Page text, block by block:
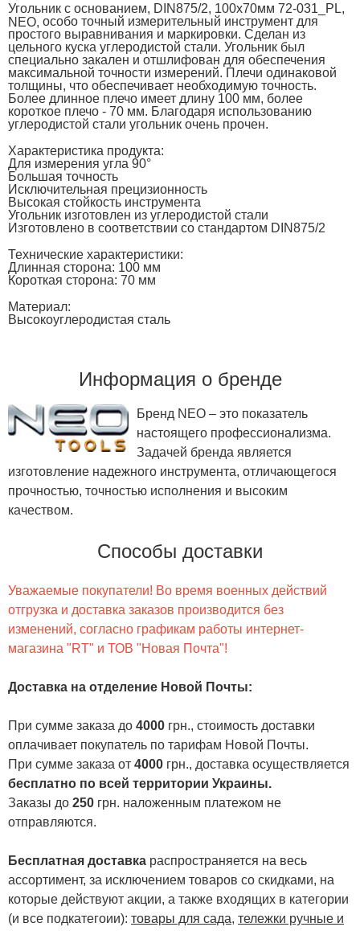
Угольник с основанием, DIN875/2, 100x70мм 72-031_ PL,
NEO, особо точный измерительный инструмент для
простого выравнивания и маркировки. Сделан из
цельного куска углеродистой стали. Угольник был
специально закален и отшлифован для обеспечения
максимальной точности измерений. Плечи одинаковой
толщины, что обеспечивает необходимую точность.
Более длинное плечо имеет длину 100 мм, более
короткое плечо - 70 мм. Благодаря использованию
углеродистой стали угольник очень прочен.
Характеристика продукта:
Для измерения угла 90°
Большая точность
Исключительная прецизионность
Высокая стойкость инструмента
Угольник изготовлен из углеродистой стали
Изготовлено в соответствии со стандартом DIN875/2
Технические характеристики:
Длинная сторона: 100 мм
Короткая сторона: 70 мм
Материал:
Высокоуглеродистая сталь
Информация о бренде
Бренд NEO – это показатель
настоящего профессионализма.
Задачей бренда является
изготовление надежного инструмента, отличающегося
прочностью, точностью исполнения и высоким
качеством.
Способы доставки
Уважаемые покупатели! Во время военных действий
отгрузка и доставка заказов производится без
изменений, согласно графикам работы интернет-
магазина "RT" и ТОВ "Новая Почта"!
Доставка на отделение Новой Почты:
При сумме заказа до 4000 грн., стоимость доставки
оплачивает покупатель по тарифам Новой Почты.
При сумме заказа от 4000 грн., доставка осуществляется
бесплатно по всей территории Украины.
Заказы до 250 грн. наложенным платежом не
отправляются.
Бесплатная доставка распространяется на весь
ассортимент, за исключением товаров со скидками, на
которые действуют акции, а также входящих в категории
(и все подкатегоии): товары для сада, тележки ручные и